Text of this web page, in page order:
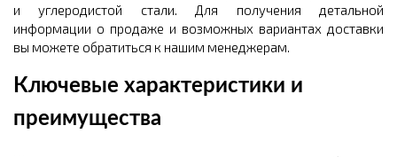
и углеродистой стали. Для получения детальной
информации о продаже и возможных вариантах доставки
вы можете обратиться к нашим менеджерам.
Ключевые характеристики и
преимущества